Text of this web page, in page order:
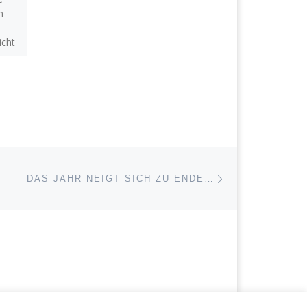
DAS JAHR NEIGT SICH ZU ENDE…